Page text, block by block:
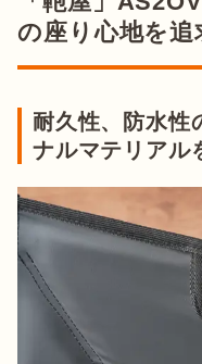
の座り心地を追
耐久性、防水性
ナルマテリアル